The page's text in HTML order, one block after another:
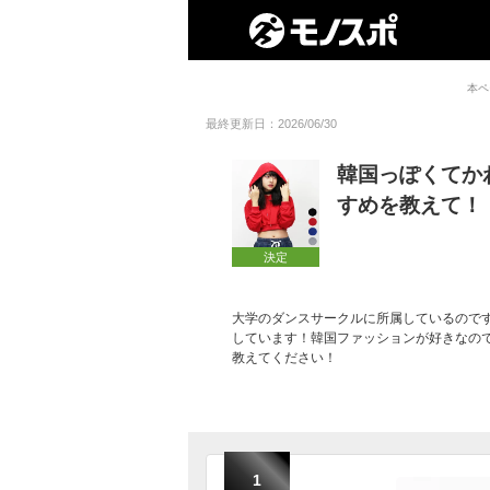
本
最終更新日：2026/06/30
決定
韓国っぽくてか
すめを教えて！
大学のダンスサークルに所属しているの
しています！韓国ファッションが好きな
教えてください！
1